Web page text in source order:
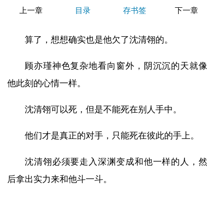
上一章 目录 存书签 下一章
算了，想想确实也是他欠了沈清翎的。
顾亦瑾神色复杂地看向窗外，阴沉沉的天就像
他此刻的心情一样。
沈清翎可以死，但是不能死在别人手中。
他们才是真正的对手，只能死在彼此的手上。
沈清翎必须要走入深渊变成和他一样的人，然
后拿出实力来和他斗一斗。